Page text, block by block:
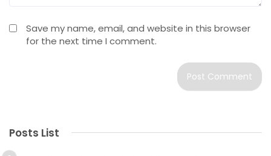
Save my name, email, and website in this browser
for the next time I comment.
Posts List